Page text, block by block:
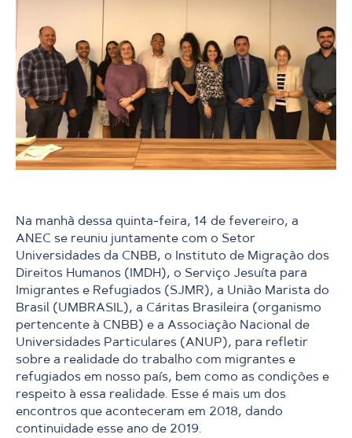
Na manhã dessa quinta-feira, 14 de fevereiro, a
ANEC se reuniu juntamente com o Setor
Universidades da CNBB, o Instituto de Migração dos
Direitos Humanos (IMDH), o Serviço Jesuíta para
Imigrantes e Refugiados (SJMR), a União Marista do
Brasil (UMBRASIL), a Cáritas Brasileira (organismo
pertencente à CNBB) e a Associação Nacional de
Universidades Particulares (ANUP), para refletir
sobre a realidade do trabalho com migrantes e
refugiados em nosso país, bem como as condições e
respeito à essa realidade. Esse é mais um dos
encontros que aconteceram em 2018, dando
continuidade esse ano de 2019.